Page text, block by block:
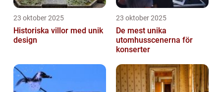
23 oktober 2025
Historiska villor med unik
design
23 oktober 2025
De mest unika
utomhusscenerna för
konserter